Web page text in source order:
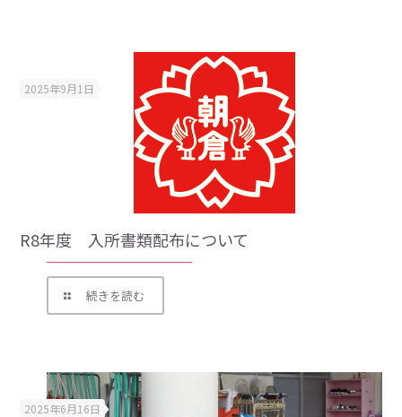
2025年9月1日
R8年度 入所書類配布について
続きを読む
2025年6月16日